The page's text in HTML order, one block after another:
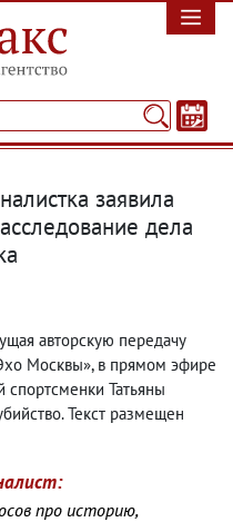
заявила
дела
авторскую передачу
Москвы», в прямом эфире
Татьяны
Текст размещен
про историю,